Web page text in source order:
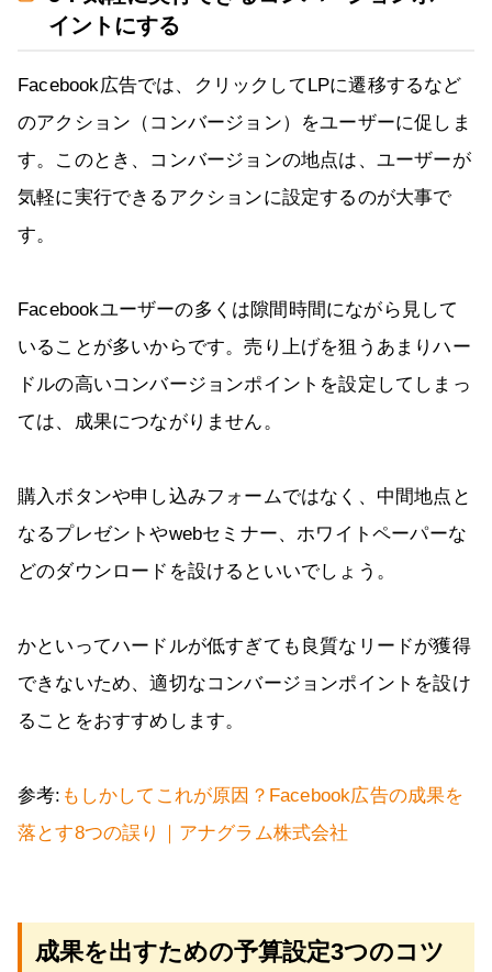
イントにする
Facebook広告では、クリックしてLPに遷移するなど
のアクション（コンバージョン）をユーザーに促しま
す。このとき、コンバージョンの地点は、ユーザーが
気軽に実行できるアクションに設定するのが大事で
す。
Facebookユーザーの多くは隙間時間にながら見して
いることが多いからです。売り上げを狙うあまりハー
ドルの高いコンバージョンポイントを設定してしまっ
ては、成果につながりません。
購入ボタンや申し込みフォームではなく、中間地点と
なるプレゼントやwebセミナー、ホワイトペーパーな
どのダウンロードを設けるといいでしょう。
かといってハードルが低すぎても良質なリードが獲得
できないため、適切なコンバージョンポイントを設け
ることをおすすめします。
参考: もしかしてこれが原因？Facebook広告の成果を
落とす8つの誤り｜アナグラム株式会社
成果を出すための予算設定3つのコツ